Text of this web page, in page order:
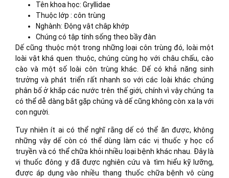
Tên khoa học: Gryllidae
Thuộc lớp : côn trùng
Nghành: Động vật châp khớp
Chúng có tập tính sống theo bầy đàn
Dế cũng thuộc một trong những loại côn trùng đó, loài một
loài vật khá quen thuộc, chúng cùng họ với châu chấu, cào
cào và một số loài côn trùng khác. Dế có khả năng sinh
trưởng và phát triển rất nhanh so với các loài khác chúng
phân bố ở khắp các nước trên thế giới, chính vì vậy chúng ta
có thể dễ dàng bắt gặp chúng và dế cũng không còn xa lạ với
con người.
Tuy nhiên ít ai có thể nghĩ rằng dế có thể ăn được, không
những vậy dế còn có thể dùng làm các vị thuốc y học cổ
truyền và có thể chữa khỏi nhiều loại bệnh khác nhau. Đây là
vị thuốc đông y đã được nghiên cứu và tìm hiểu kỹ lưỡng,
được áp dụng vào nhiều thang thuốc chữa bệnh vô cùng